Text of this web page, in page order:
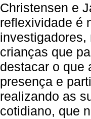
Christensen e
reflexividade é
crianças que
destacar o que
presença e
realizando as
cotidiano, que